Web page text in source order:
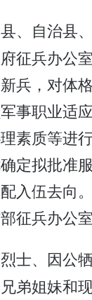
、自治县、
征兵办公
兵，对体
事职业适
素质等进
定拟批准
入伍去向
征兵办公室
士、因公
弟姐妹和